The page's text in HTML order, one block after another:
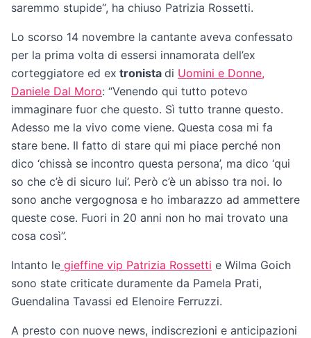
saremmo stupide“, ha chiuso Patrizia Rossetti.
Lo scorso 14 novembre la cantante aveva confessato
per la prima volta di essersi innamorata dell’ex
corteggiatore ed ex tronista di Uomini e Donne,
Daniele Dal Moro: “Venendo qui tutto potevo
immaginare fuor che questo. Sì tutto tranne questo.
Adesso me la vivo come viene. Questa cosa mi fa
stare bene. Il fatto di stare qui mi piace perché non
dico ‘chissà se incontro questa persona’, ma dico ‘qui
so che c’è di sicuro lui’. Però c’è un abisso tra noi. Io
sono anche vergognosa e ho imbarazzo ad ammettere
queste cose. Fuori in 20 anni non ho mai trovato una
cosa così”.
Intanto le gieffine vip Patrizia Rossetti e Wilma Goich
sono state criticate duramente da Pamela Prati,
Guendalina Tavassi ed Elenoire Ferruzzi.
A presto con nuove news, indiscrezioni e anticipazioni